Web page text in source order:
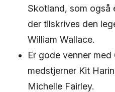
Skotland, som også
der tilskrives den
William Wallace.
Er gode venner med
medstjerner Kit
Michelle Fairley.